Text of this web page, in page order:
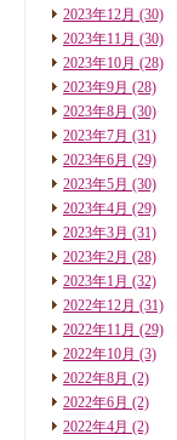
2023年12月 (30)
2023年11月 (30)
2023年10月 (28)
2023年9月 (28)
2023年8月 (30)
2023年7月 (31)
2023年6月 (29)
2023年5月 (30)
2023年4月 (29)
2023年3月 (31)
2023年2月 (28)
2023年1月 (32)
2022年12月 (31)
2022年11月 (29)
2022年10月 (3)
2022年8月 (2)
2022年6月 (2)
2022年4月 (2)